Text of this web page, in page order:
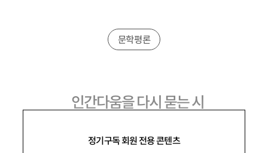
정기구독 회원 전용 콘텐츠
문학평론
인간다움을 다시 묻는 시